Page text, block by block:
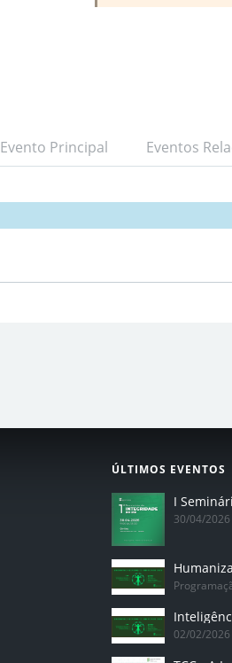
Evento Principal Eventos
ÚLTIMOS EVENTOS
30/04/
02/02/